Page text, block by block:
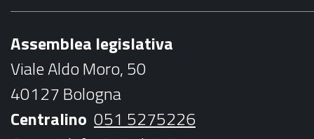
e
k
t
t
a
m
t
b
e
l
Assemblea legislativa
Viale Aldo Moro, 50
40127 Bologna
Centralino 051 5275226